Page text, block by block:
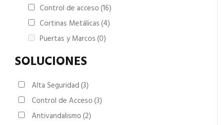
Control de acceso(16)
Cortinas Metálicas(4)
Puertas y Marcos(0)
SOLUCIONES
Alta Seguridad(3)
Control de Acceso(3)
Antivandalismo(2)